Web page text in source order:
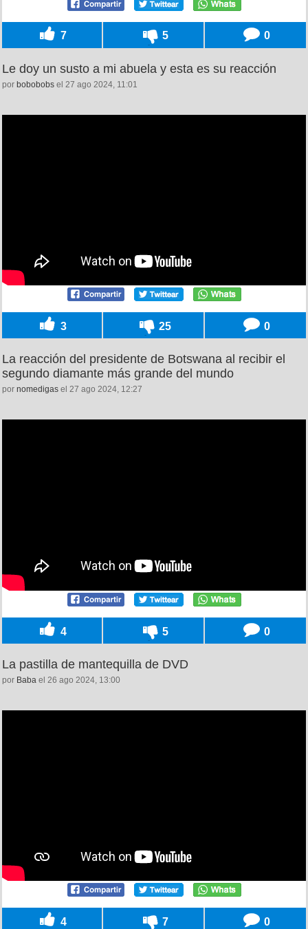
7 5 0
Le doy un susto a mi abuela y esta es su reacción
por bobobobs el 27 ago 2024, 11:01
3 25 0
La reacción del presidente de Botswana al recibir el
segundo diamante más grande del mundo
por nomedigas el 27 ago 2024, 12:27
4 5 0
La pastilla de mantequilla de DVD
por Baba el 26 ago 2024, 13:00
4 7 0